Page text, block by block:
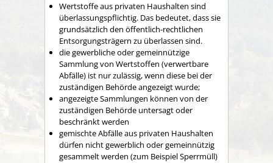
Wertstoffe aus privaten Haushalten sind
überlassungspflichtig. Das bedeutet, dass sie
grundsätzlich den öffentlich-rechtlichen
Entsorgungsträgern zu überlassen sind.
die gewerbliche oder gemeinnützige
Sammlung von Wertstoffen (verwertbare
Abfälle) ist nur zulässig, wenn diese bei der
zuständigen Behörde angezeigt wurde;
angezeigte Sammlungen können von der
zuständigen Behörde untersagt oder
beschränkt werden
gemischte Abfälle aus privaten Haushalten
dürfen nicht gewerblich oder gemeinnützig
gesammelt werden (zum Beispiel Sperrmüll)